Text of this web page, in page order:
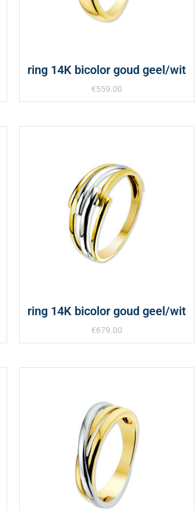
ring 14K bicolor goud geel/wit
€559.00
ring 14K bicolor goud geel/wit
€679.00